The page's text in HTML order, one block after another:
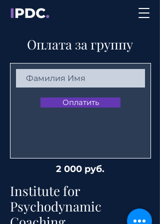
Оплата за группу
Оплатить
2 000 руб.
Institute for
Psychodynamic